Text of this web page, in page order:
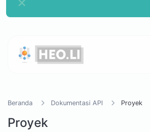
Beranda Dokumentasi API Proyek
Proyek